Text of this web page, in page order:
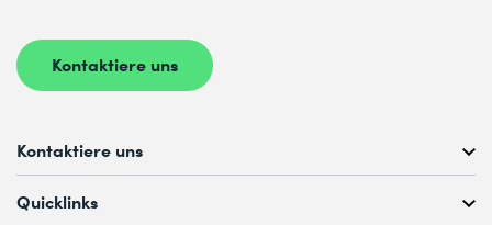
Kontaktiere uns
Kontaktiere uns
Kostenlose Kursberatung unter
Quicklinks